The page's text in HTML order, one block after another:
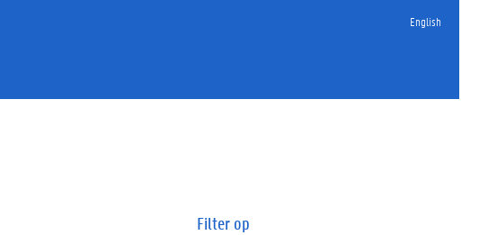
English
Filter op